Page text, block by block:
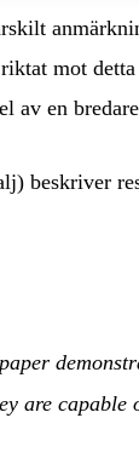
mot
av en
beskriver
are